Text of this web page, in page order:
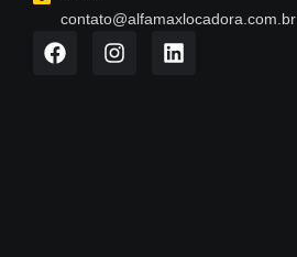
contato@alfamaxlocadora.com.br